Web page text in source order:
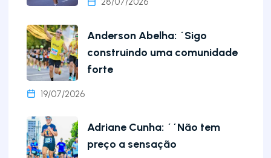
Anderson Abelha: ´Sigo
construindo uma comunidade
forte
19/07/2026
Adriane Cunha: ´´Não tem
preço a sensação